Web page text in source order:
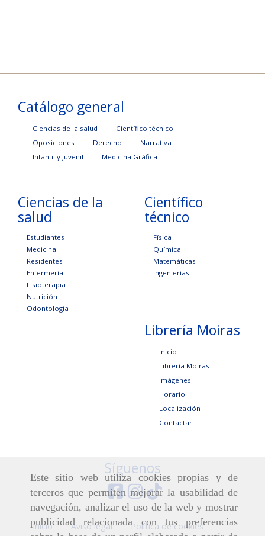
Este sitio web utiliza cookies propias y de
terceros que permiten mejorar la usabilidad de
navegación, analizar el uso de la web y mostrar
publicidad relacionada con tus preferencias
Catálogo general
Ciencias de la salud
Científico técnico
Oposiciones
Derecho
Narrativa
Infantil y Juvenil
Medicina Gráfica
Ciencias de la
salud
Estudiantes
Medicina
Residentes
Enfermería
Fisioterapia
Nutrición
Odontología
Científico
técnico
Física
Química
Matemáticas
Ingenierías
Librería Moiras
Inicio
Librería Moiras
Imágenes
Horario
Localización
Contactar
Síguenos
Inicio Aviso legal Política de cookies